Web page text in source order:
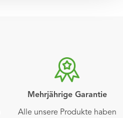
Mehrjährige Garantie
Alle unsere Produkte haben